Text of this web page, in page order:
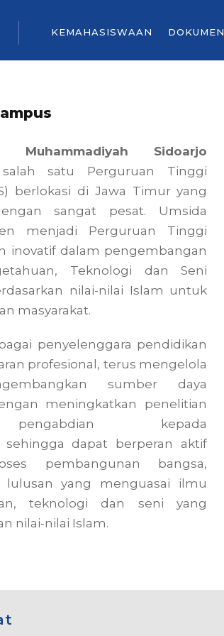
KEMAHASISWAAN DOKUMEN
Muhammadiyah Sidoarjo
satu Perguruan Tinggi
berlokasi di Jawa Timur yang
sangat pesat. Umsida
menjadi Perguruan Tinggi
inovatif dalam pengembangan
Teknologi dan Seni
nilai-nilai Islam untuk
masyarakat.
penyelenggara pendidikan
profesional, terus mengelola
sumber daya
meningkatkan penelitian
kepada
sehingga dapat berperan aktif
pembangunan bangsa,
lulusan yang menguasai ilmu
teknologi dan seni yang
nilai-nilai Islam.